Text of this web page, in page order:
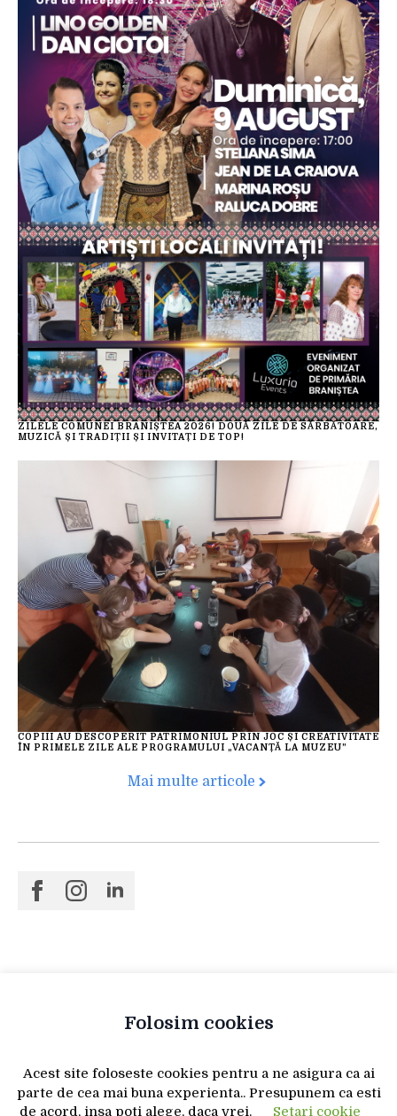
ZILELE COMUNEI BRANIȘTEA 2026! DOUĂ ZILE DE SĂRBĂTOARE,
MUZICĂ ȘI TRADIȚII ȘI INVITAȚI DE TOP!
COPIII AU DESCOPERIT PATRIMONIUL PRIN JOC ȘI CREATIVITATE
ÎN PRIMELE ZILE ALE PROGRAMULUI „VACANȚĂ LA MUZEU”
Mai multe articole
Folosim cookies
Acest site foloseste cookies pentru a ne asigura ca ai
parte de cea mai buna experienta.. Presupunem ca esti
de acord, insa poti alege, daca vrei.
Setari cookie